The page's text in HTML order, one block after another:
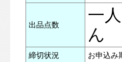
出品点数
一
ん
締切状況 お申込み